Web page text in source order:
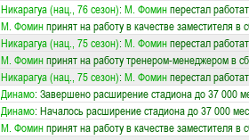
Никарагуа (нац., 76 сезон): М. Фоминперестал
М. Фоминпринят на работу в качестве заместителя в
Никарагуа (нац., 75 сезон): М. Фоминперестал
М. Фоминпринят на работу тренером-менеджером в
Никарагуа (нац., 75 сезон): М. Фоминперестал
Динамо: Завершено расширение стадиона до 37 000
Динамо: Началось расширение стадиона до 37 000
М. Фоминпринят на работу в качестве заместителя в